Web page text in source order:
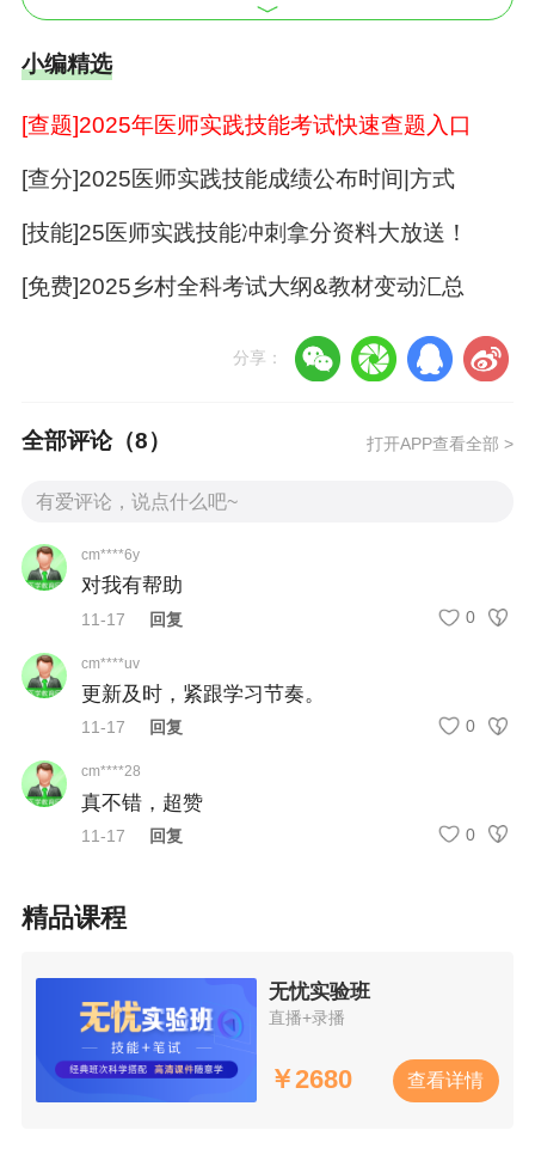
医师申领电子证照前还需要做什么准备呢？
（1）由于申领医师电子证照需要登录《医师电子
化注册信息系统（个人端）》，所以忘记账户密
账户密码如何找回？
（2）登录《医师电子化注册信息系统（个人
端）》后，请检查信息和照片是否需要更新。
信息如何修改？
以上内容准备充分，就可以在第一时间申领自己
【热点推荐】
藏本篇就够了！
【医通办】国家卫健委-医通办APP使用指南及常
见问题答疑
小编精选
[查题]2025年医师实践技能考试快速查题入口
[查分]2025医师实践技能成绩公布时间|方式
[技能]25医师实践技能冲刺拿分资料大放送！
[免费]2025乡村全科考试大纲&教材变动汇总
分享：
全部评论（8） 打开APP查看全部 >
cm****6y
对我有帮助
11-17 回复 0
cm****uv
更新及时，紧跟学习节奏。
11-17 回复 0
cm****28
真不错，超赞
11-17 回复 0
精品课程
无忧实验班
直播+录播
￥2680 查看详情